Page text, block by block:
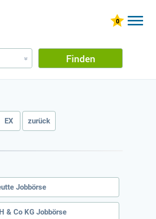
» Finden
EX zurück
Jobbörse
& Co KG Jobbörse